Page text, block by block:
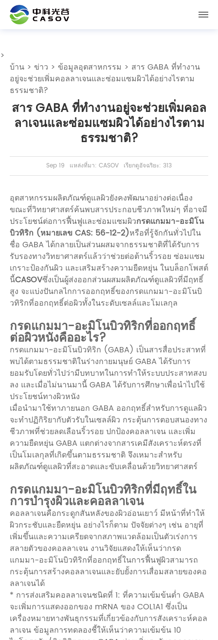
>
บ้าน > ข่าว > ข้อมูลอุตสาหกรรม > สาร GABA ที่ทำงาน
อยู่จะช่วยเพิ่มคอลลาเจนและซ่อมแซมผิวได้อย่างไรตาม
ธรรมชาติ?
สาร GABA ที่ทำงานอยู่จะช่วยเพิ่มคอล
ลาเจนและซ่อมแซมผิวได้อย่างไรตาม
ธรรมชาติ?
Sep 19 แหล่งที่มา: CASOV เรียกดูอัจฉริยะ: 313
อุตสาหกรรมผลิตภัณฑ์ดูแลผิวยังคงพัฒนาอย่างต่อเนื่อง
ขณะที่วิทยาศาสตร์ค้นพบสารประกอบชีวภาพใหม่ๆ ที่อาจมี
ประโยชน์ต่อการฟื้นฟูและซ่อมแซมผิวกรดแกมมา-อะมิโน
บิวทิริก (หมายเลข CAS: 56-12-2)หรือที่รู้จักกันทั่วไปใน
ชื่อ GABA ได้กลายเป็นส่วนผสมจากธรรมชาติที่ได้รับการ
รับรองทางวิทยาศาสตร์แล้วว่าช่วยต่อต้านริ้วรอย ซ่อมแซม
เกราะป้องกันผิว และเสริมสร้างความยืดหยุ่น ในบล็อกโพสต์
นี้CASOVซึ่งเป็นผู้ส่งออกส่วนผสมผลิตภัณฑ์ดูแลผิวที่มีฤทธิ์
สูง จะแบ่งปันกลไกการออกฤทธิ์ของกรดแกมมา-อะมิโนบิ
วทิริกที่ออกฤทธิ์ต่อผิวทั้งในระดับเซลล์และโมเลกุล
กรดแกมมา-อะมิโนบิวทิริกที่ออกฤทธิ์
ต่อผิวหนังคืออะไร?
กรดแกมมา-อะมิโนบิวทิริก (GABA) เป็นสารสื่อประสาทที่
พบได้ตามธรรมชาติในร่างกายมนุษย์ GABA ได้รับการ
ยอมรับโดยทั่วไปว่ามีบทบาทในการทำให้ระบบประสาทสงบ
ลง และเมื่อไม่นานมานี้ GABA ได้รับการศึกษาเพื่อนำไปใช้
ประโยชน์ทางผิวหนัง
เมื่อนำมาใช้ทาภายนอก GABA ออกฤทธิ์สำหรับการดูแลผิว
จะทำปฏิกิริยากับตัวรับในเซลล์ผิว กระตุ้นการตอบสนองทาง
ชีวภาพที่ช่วยลดเลือนริ้วรอย ปกป้องคอลลาเจน และเพิ่ม
ความยืดหยุ่น GABA แตกต่างจากสารเคมีสังเคราะห์ตรงที่
เป็นโมเลกุลที่เกิดขึ้นตามธรรมชาติ จึงเหมาะสำหรับ
ผลิตภัณฑ์ดูแลผิวที่สะอาดและขับเคลื่อนด้วยวิทยาศาสตร์
กรดแกมมา-อะมิโนบิวทิริกที่มีฤทธิ์ใน
การบำรุงผิวและคอลลาเจน
คอลลาเจนคือกระดูกสันหลังของผิวอ่อนเยาว์ มีหน้าที่ทำให้
ผิวกระชับและยืดหยุ่น อย่างไรก็ตาม ปัจจัยต่างๆ เช่น อายุที่
เพิ่มขึ้นและความเครียดจากสภาพแวดล้อมเป็นตัวเร่งการ
สลายตัวของคอลลาเจน งานวิจัยแสดงให้เห็นว่ากรด
แกมมา-อะมิโนบิวทิริกที่ออกฤทธิ์ในการฟื้นฟูผิวสามารถ
กระตุ้นการสร้างคอลลาเจนและยับยั้งการเสื่อมสลายของคอ
ลลาเจนได้
* การส่งเสริมคอลลาเจนชนิดที่ 1: ที่ความเข้มข้นต่ำ GABA
จะเพิ่มการแสดงออกของ mRNA ของ COL1A1 ซึ่งเป็น
เครื่องหมายทางพันธุกรรมที่เกี่ยวข้องกับการสังเคราะห์คอล
ลาเจน ข้อมูลการทดลองชี้ให้เห็นว่าความเข้มข้น 10